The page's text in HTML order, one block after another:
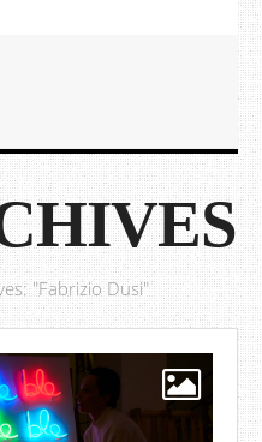
"Fabrizio Dusi"